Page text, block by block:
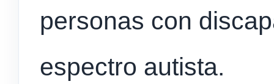
personas con
espectro autista.